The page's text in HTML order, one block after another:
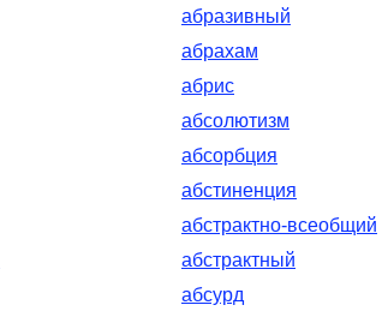
абразивный
абрахам
абрис
абсолютизм
абсорбция
абстиненция
абстрактно-всеобщий
абстрактный
абсурд